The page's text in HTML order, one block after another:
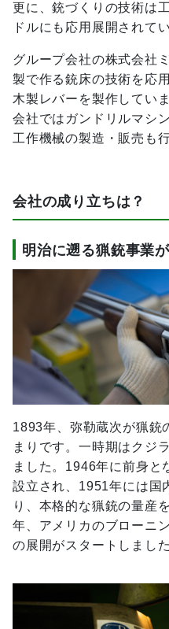
更に、銃づくりの技術は
ドルにも応用展開されて
グループ会社の株式会社
製で作る銃床の技術を応
木製レバーを製作してい
会社ではガンドリルマシ
工作機械の製造・販売も
会社の成り立ちは？
明治に遡る猟銃事業
1893年、弥勒蔵次が猟銃
まりです。一時期はクジ
ました。1946年に前身と
設立され、1951年には国
り、本格的な猟銃の量産
年、アメリカのブローニ
の展開がスタートしました